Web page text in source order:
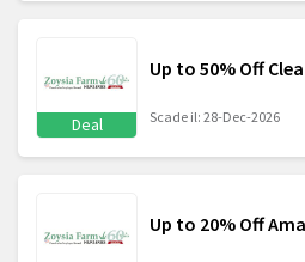
Deal
Up to 50% Off
Scade il: 28-Dec-2026
Up to 20% Off